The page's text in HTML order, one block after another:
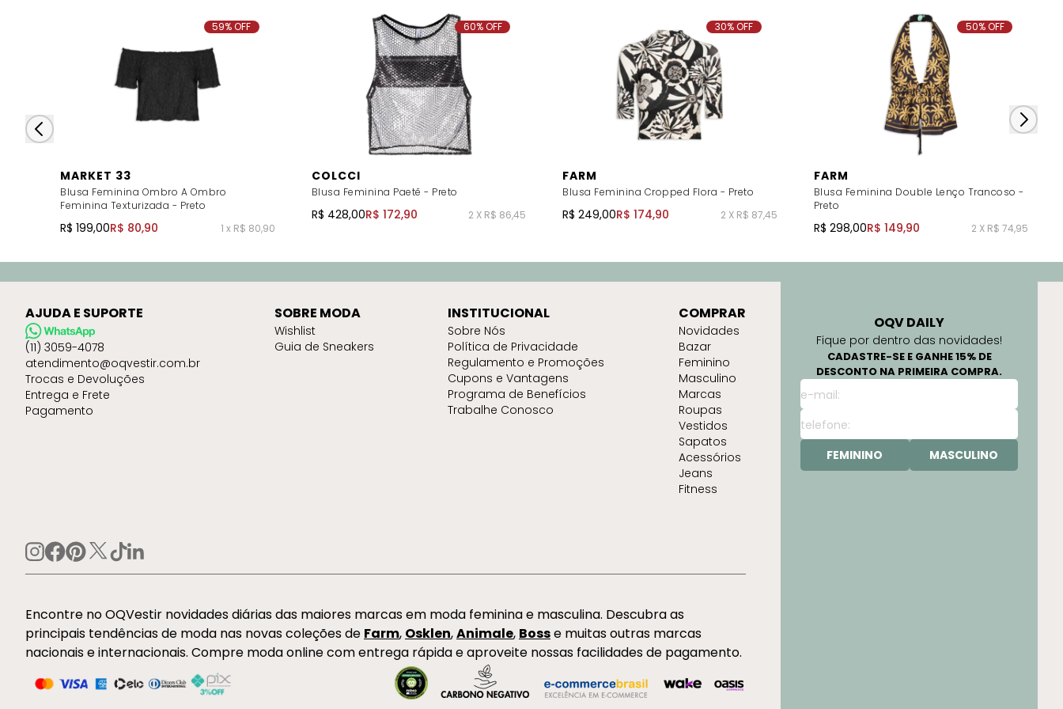
MARKET 33
Blusa Feminina Ombro A Ombro
Feminina Texturizada - Preto
R$ 199,00R$ 80,90 1 x R$ 80,90
59% OFF
COLCCI
Blusa Feminina Paetê - Preto
R$ 428,00R$ 172,90 2 X R$ 86,45
60% OFF
FARM
Blusa Feminina Cropped Flora - Preto
R$ 249,00R$ 174,90 2 X R$ 87,45
30% OFF
FARM
Blusa Feminina Double Lenço Trancoso -
Preto
R$ 298,00R$ 149,90 2 X R$ 74,95
50% OFF
OQV DAILY
Fique por dentro das novidades!
CADASTRE-SE E GANHE 15% DE
DESCONTO NA PRIMEIRA COMPRA.
FEMININO MASCULINO
AJUDA E SUPORTE
(11) 3059-4078
atendimento@oqvestir.com.br
Trocas e Devoluções
Entrega e Frete
Pagamento
SOBRE MODA
Wishlist
Guia de Sneakers
INSTITUCIONAL
Sobre Nós
Política de Privacidade
Regulamento e Promoções
Cupons e Vantagens
Programa de Benefícios
Trabalhe Conosco
COMPRAR
Novidades
Bazar
Feminino
Masculino
Marcas
Roupas
Vestidos
Sapatos
Acessórios
Jeans
Fitness
Encontre no OQVestir novidades diárias das maiores marcas em moda feminina e masculina. Descubra as
principais tendências de moda nas novas coleções de Farm, Osklen,Animale, Bosse muitas outras marcas
nacionais e internacionais. Compre moda online com entrega rápida e aproveite nossas facilidades de pagamento.